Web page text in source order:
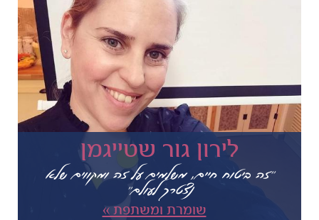
לירון גור שטייגמן
"זה ביטוח חיים, משלמים על זה ומקווים שלא
נצטרך לעולם"
שומרת ומשתפת »